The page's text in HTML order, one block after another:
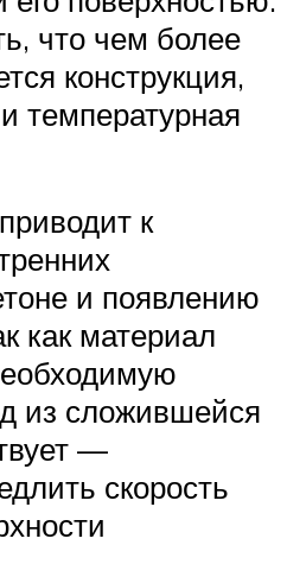
что чем более
конструкция,
температурная
к
и появлению
как материал
из сложившейся
—
скорость